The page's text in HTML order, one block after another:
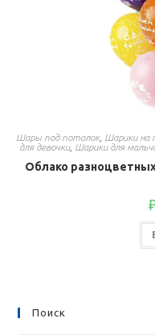
Шары под потолок, Шарики на
для девочки, Шарики для
Облако
Поиск